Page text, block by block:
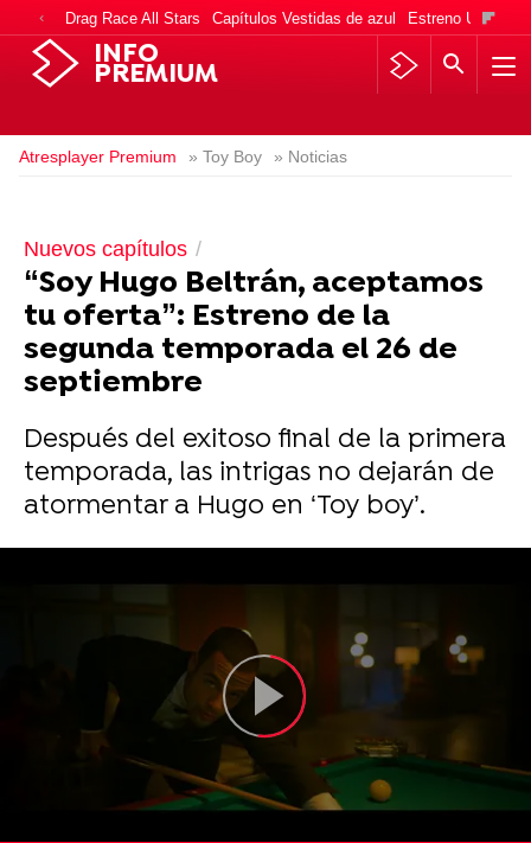
Drag Race All Stars Capítulos Vestidas de azul Estreno Una
INFO
PREMIUM
Atresplayer Premium » Toy Boy » Noticias
Nuevos capítulos
“Soy Hugo Beltrán, aceptamos
tu oferta”: Estreno de la
segunda temporada el 26 de
septiembre
Después del exitoso final de la primera
temporada, las intrigas no dejarán de
atormentar a Hugo en ‘Toy boy’.